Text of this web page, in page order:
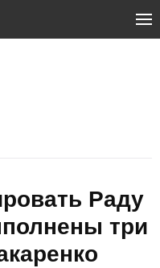
Раду
три